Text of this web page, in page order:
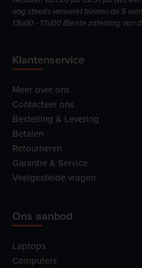
nog steeds verwerkt binnen de 5
13u00 - 17u00 (Eerste zaterdag van
Klantenservice
Meer over ons
Contacteer ons
Bestelling & Levering
Betalen
Retourneren
Garantie & Service
Veelgestelde vragen
Ons aanbod
Laptops
Computers